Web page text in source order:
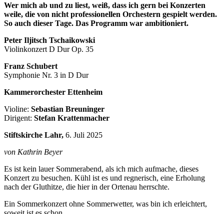
Wer mich ab und zu liest, weiß, dass ich gern bei Konzerten
weile, die von nicht professionellen Orchestern gespielt werden.
So auch dieser Tage. Das Programm war ambitioniert.
Peter Iljitsch Tschaikowski
Violinkonzert D Dur Op. 35
Franz Schubert
Symphonie Nr. 3 in D Dur
Kammerorchester Ettenheim
Violine: Sebastian Breuninger
Dirigent: Stefan Krattenmacher
Stiftskirche Lahr, 6. Juli 2025
von Kathrin Beyer
Es ist kein lauer Sommerabend, als ich mich aufmache, dieses
Konzert zu besuchen. Kühl ist es und regnerisch, eine Erholung
nach der Gluthitze, die hier in der Ortenau herrschte.
Ein Sommerkonzert ohne Sommerwetter, was bin ich erleichtert,